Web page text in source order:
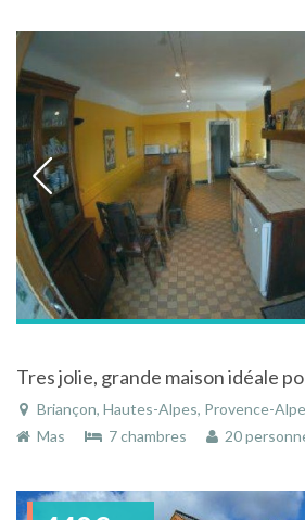
Briançon, Hautes-Alpes, Provence-
Mas
7 chambres 20